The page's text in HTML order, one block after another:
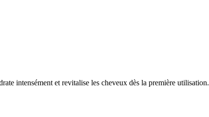
intensément et revitalise les cheveux dès la première utilisation.